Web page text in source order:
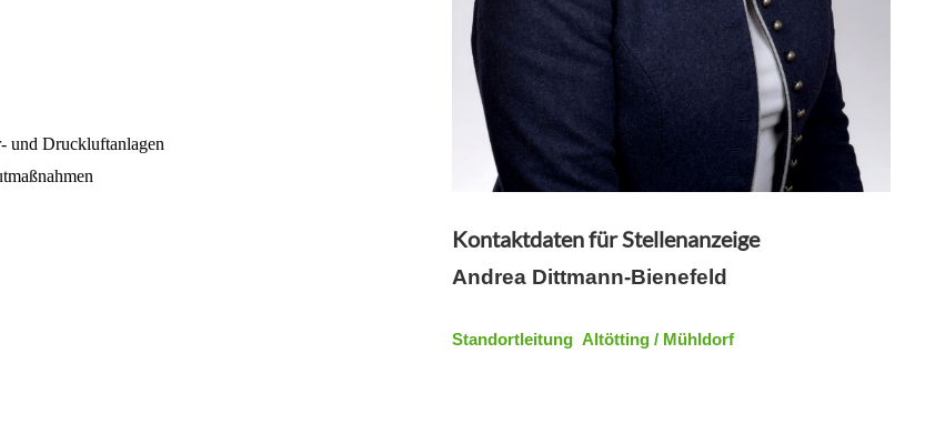
und Druckluftanlagen
Kontaktdaten für Stellenanzeige
Andrea Dittmann-Bienefeld
Standortleitung Altötting / Mühldorf